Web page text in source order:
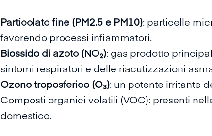
Particolato fine (PM2.5 e PM10): particelle
favorendo processi infiammatori.
Biossido di azoto (NO₂): gas prodotto
sintomi respiratori e delle riacutizzazioni
Ozono troposferico (O₃): un potente irritante
Composti organici volatili (VOC): presenti
domestico.